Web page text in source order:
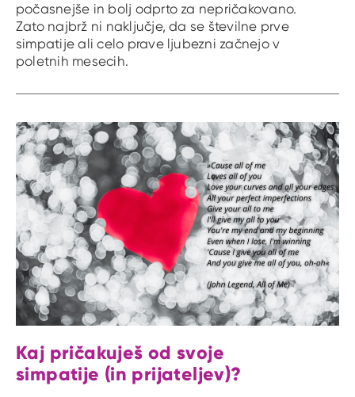
počasnejše in bolj odprto za nepričakovano.
Zato najbrž ni naključje, da se številne prve
simpatije ali celo prave ljubezni začnejo v
poletnih mesecih.
Kaj pričakuješ od svoje
simpatije (in prijateljev)?